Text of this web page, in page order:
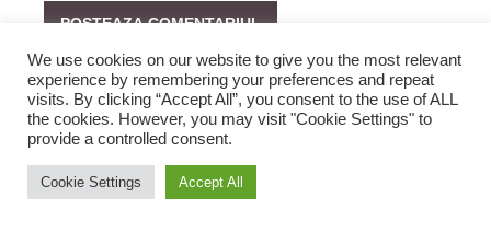
2019 Zopi.ro -Blog de Veselie! All rights reserved.
Sus
We use cookies on our website to give you the most relevant
experience by remembering your preferences and repeat
visits. By clicking “Accept All”, you consent to the use of ALL
the cookies. However, you may visit "Cookie Settings" to
provide a controlled consent.
Cookie Settings Accept All